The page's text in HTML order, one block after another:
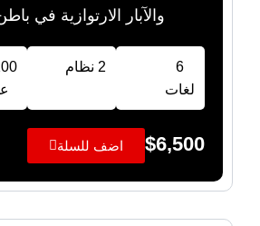
والآبار الارتوازية في
6
لغات
2 نظام
$6,500 اضف للسلة